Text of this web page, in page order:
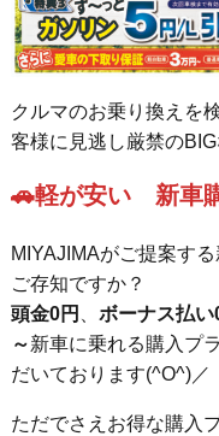
クルマのお乗り換えを
客様に見逃し厳禁の
🚗軽が安い 新車
MIYAJIMAがご提案す
ご存知ですか？
頭金0円 、 ボーナス払い
～新車に乗れる購入プ
だいております(^O^)／
ただでさえお得な購入